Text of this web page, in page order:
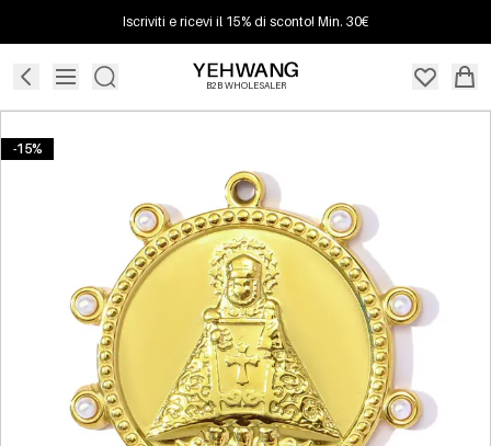
Iscriviti e ricevi il 15% di sconto! Min. 30€
B2B WHOLESALER
-15%